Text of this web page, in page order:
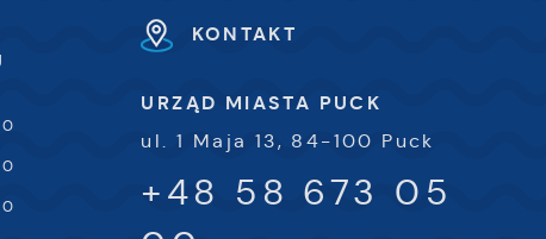
KONTAKT
URZĄD MIASTA PUCK
ul. 1 Maja 13, 84-100 Puck
+48 58 673 05